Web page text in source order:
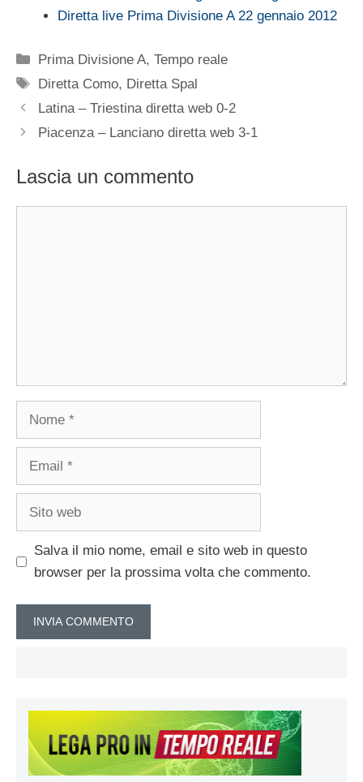
Diretta live Prima Divisione A 22 gennaio 2012
Categorie
Prima Divisione A,Tempo reale
Tag
Diretta Como, Diretta Spal
Latina – Triestina diretta web 0-2
Piacenza – Lanciano diretta web 3-1
Lascia un commento
Nome
Email
Sito
Salva il mio nome, email e sito web in questo
browser per la prossima volta che commento.